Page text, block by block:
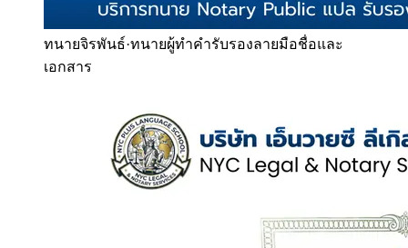
ทนายจิรพันธ์·ทนายผู้ทำคำรับรองลายมือชื่อและ
เอกสาร